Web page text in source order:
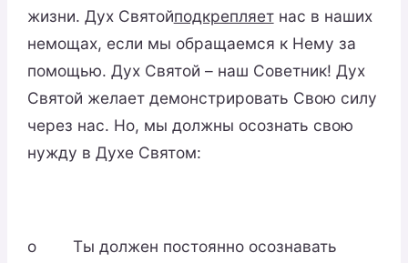
жизни. Дух Святойподкрепляетнас в наших
немощах, если мы обращаемся к Нему за
помощью. Дух Святой – наш Советник! Дух
Святой желает демонстрировать Свою силу
через нас. Но, мы должны осознать свою
нужду в Духе Святом:
o Ты должен постоянно осознавать